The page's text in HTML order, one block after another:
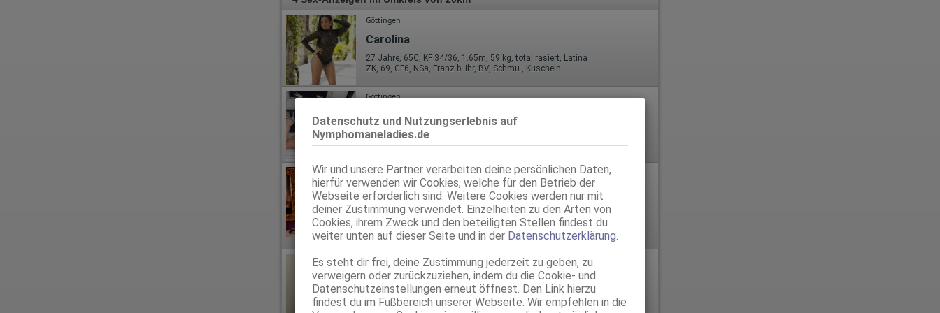
Datenschutz und Nutzungserlebnis auf
Nymphomaneladies.de
Wir und unsere Partner verarbeiten deine persönlichen Daten,
hierfür verwenden wir Cookies, welche für den Betrieb der
Webseite erforderlich sind. Weitere Cookies werden nur mit
deiner Zustimmung verwendet. Einzelheiten zu den Arten von
Cookies, ihrem Zweck und den beteiligten Stellen findest du
weiter unten auf dieser Seite und in der Datenschutzerklärung.
Es steht dir frei, deine Zustimmung jederzeit zu geben, zu
verweigern oder zurückzuziehen, indem du die Cookie- und
Datenschutzeinstellungen erneut öffnest. Den Link hierzu
findest du im Fußbereich unserer Webseite. Wir empfehlen in die
Göttingen
Carolina
27 Jahre, 65C, KF 34/36, 1.65m, 59 kg, total rasiert, Latina
ZK, 69, GF6, NSa, Franz b. Ihr, BV, Schmu., Kuscheln
Göttingen
Barbara
23 Jahre, 75B, KF 34/36, 1.70m, total rasiert, osteuropäisch
ZK, AV, 69, GF6, Franz b. Ihr, BV, MFF
Göttingen
0.9km, Weender Landstr. 74
Jenny
38 Jahre, 100E(DD), KF 40, 1.75m, total rasiert, osteuropäisch
ZK, 69, GF6, Franz b. Ihr, BV, Herrenrunde, GS
Göttingen
1.4km, Maschmühlenweg 54
Sey Beatrix Neu im Haus 54
20 Jahre, 85C, KF 38, 1.65m, 65 kg, total rasiert, osteuropäisch